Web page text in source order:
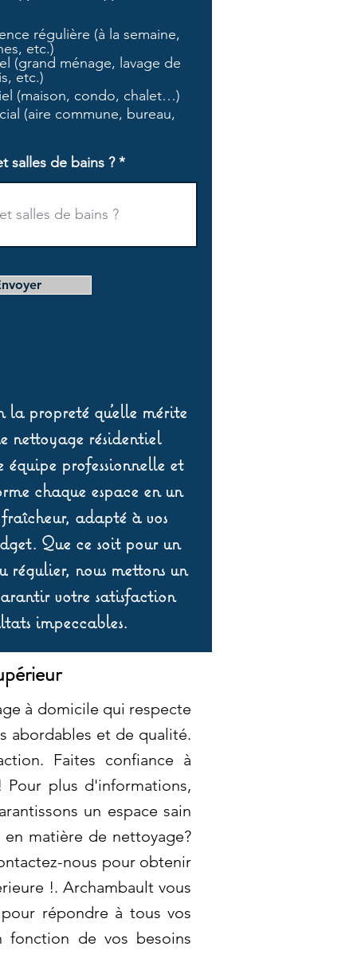
i
a
o
i
régulière (à la semaine,
etc.)
(grand ménage, lavage de
etc.)
(maison, condo, chalet…)
(aire commune, bureau,
salles de bains ?
propreté qu’elle mérite
nettoyage résidentiel
professionnelle et
chaque espace en un
adapté à vos
Que ce soit pour un
régulier, nous mettons un
votre satisfaction
impeccables.
à domicile qui respecte
abordables et de qualité.
Faites confiance à
plus d'informations,
un espace sain
matière de nettoyage?
nous pour obtenir
!. Archambault vous
répondre à tous vos
fonction de vos besoins